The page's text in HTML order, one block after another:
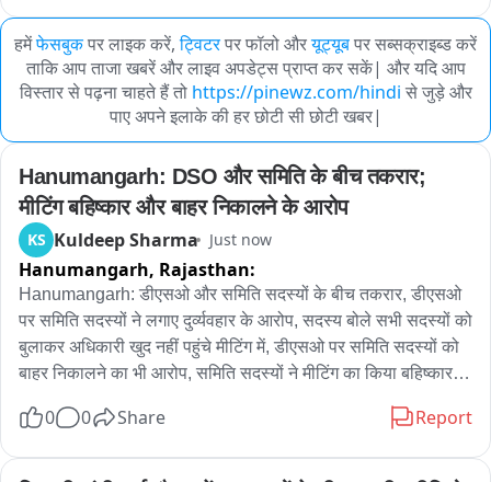
हमेंफेसबुकपर लाइक करें, ट्विटरपर फॉलो औरयूट्यूबपर सब्सक्राइब्ड करें
ताकि आप ताजा खबरें और लाइव अपडेट्स प्राप्त कर सकें| और यदि आप
विस्तार से पढ़ना चाहते हैं तो https://pinewz.com/hindi से जुड़े और
पाए अपने इलाके की हर छोटी सी छोटी खबर|
Hanumangarh: DSO और समिति के बीच तकरार;
मीटिंग बहिष्कार और बाहर निकालने के आरोप
KS Kuldeep Sharma Just now
Hanumangarh, Rajasthan:
Hanumangarh: डीएसओ और समिति सदस्यों के बीच तकरार, डीएसओ
पर समिति सदस्यों ने लगाए दुर्व्यवहार के आरोप, सदस्य बोले सभी सदस्यों को
बुलाकर अधिकारी खुद नहीं पहुंचे मीटिंग में, डीएसओ पर समिति सदस्यों को
बाहर निकालने का भी आरोप, समिति सदस्यों ने मीटिंग का किया बहिष्कार,
बैठक में खाद्य सुरक्षा से जुड़े जरूरी मुद्दों पर होनी थी चर्चा, आरोप डीएसओ
0 0 Share Report